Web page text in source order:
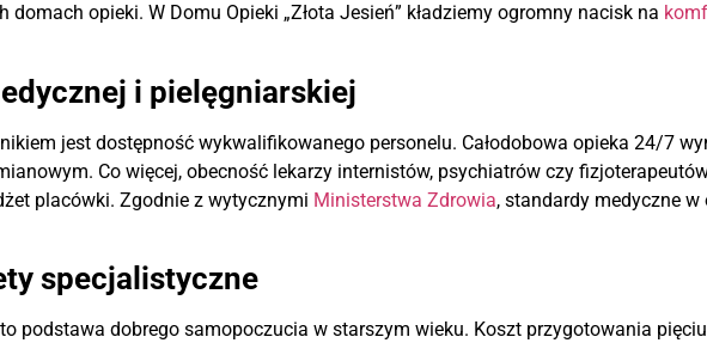
opieki. W Domu Opieki „Złota Jesień” kładziemy ogromny nacisk na
i pielęgniarskiej
jest dostępność wykwalifikowanego personelu. Całodobowa opieka 24/7
Co więcej, obecność lekarzy internistów, psychiatrów czy
placówki. Zgodnie z wytycznymi Ministerstwa Zdrowia, standardy medyczne
specjalistyczne
podstawa dobrego samopoczucia w starszym wieku. Koszt przygotowania